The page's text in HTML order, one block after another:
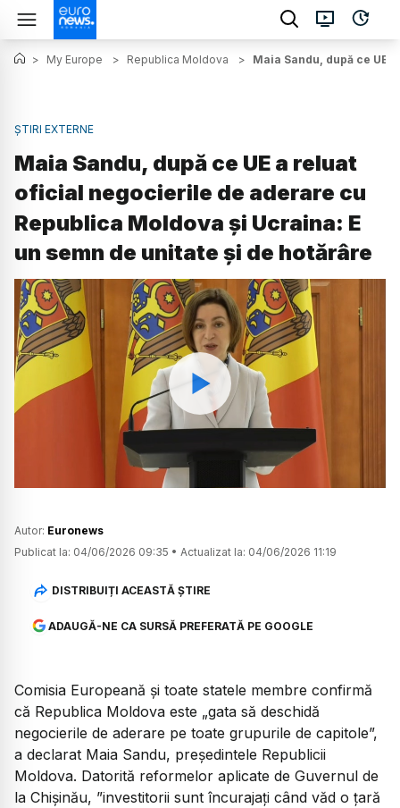
> My Europe > Republica Moldova > Maia Sandu, după ce UE
ȘTIRI EXTERNE
Maia Sandu, după ce UE a reluat
oficial negocierile de aderare cu
Republica Moldova și Ucraina: E
un semn de unitate și de hotărâre
Watch
Autor: Euronews
Publicat la: 04/06/2026 09:35 • Actualizat la: 04/06/2026 11:19
DISTRIBUIȚI ACEASTĂ ȘTIRE
ADAUGĂ-NE CA SURSĂ PREFERATĂ PE GOOGLE
Comisia Europeană și toate statele membre confirmă
că Republica Moldova este „gata să deschidă
negocierile de aderare pe toate grupurile de capitole”,
a declarat Maia Sandu, președintele Republicii
Moldova. Datorită reformelor aplicate de Guvernul de
la Chișinău, ”investitorii sunt încurajați când văd o țară